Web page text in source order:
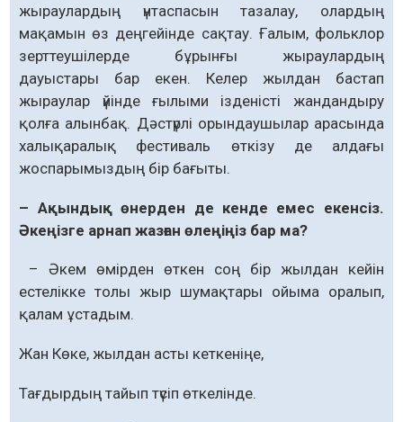
жыраулардың үнтаспасын тазалау, олардың
мақамын өз деңгейінде сақтау. Ғалым, фольклор
зерттеушілерде бұрынғы жыраулардың
дауыстары бар екен. Келер жылдан бастап
жыраулар үйінде ғылыми ізденісті жандандыру
қолға алынбақ. Дәстүрлі орындаушылар арасында
халықаралық фестиваль өткізу де алдағы
жоспарымыздың бір бағыты.
– Ақындық өнерден де кенде емес екенсіз.
Әкеңізге арнап жазған өлеңіңіз бар ма?
– Әкем өмірден өткен соң бір жылдан кейін
естелікке толы жыр шумақтары ойыма оралып,
қалам ұстадым.
Жан Көке, жылдан асты кеткеніңе,
Тағдырдың тайып түсіп өткелінде.